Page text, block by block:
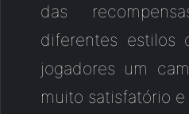
das
diferentes estilos
jogadores um
muito satisfatório e